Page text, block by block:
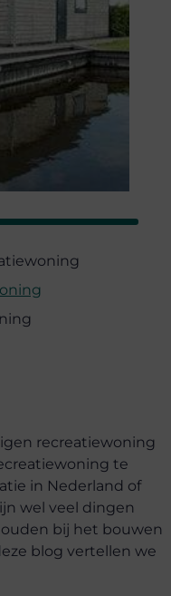
recreatiewoning
te
in Nederland of
wel veel dingen
bij het bouwen
blog vertellen we